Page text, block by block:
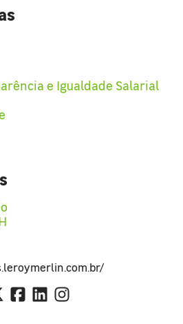
e Igualdade Salarial